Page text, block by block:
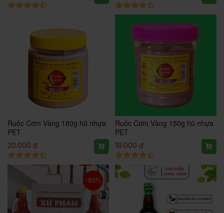
Ruốc Cơm Vàng 180g hũ nhựa
PET
20.000 đ
Ruốc Cơm Vàng 150g hũ nhựa
PET
19.000 đ
-82%